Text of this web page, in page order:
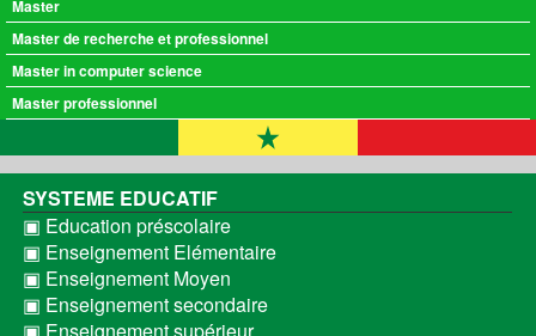
Master
Master de recherche et professionnel
Master in computer science
Master professionnel
SYSTEME EDUCATIF
▣ Education préscolaire
▣ Enseignement Elémentaire
▣ Enseignement Moyen
▣ Enseignement secondaire